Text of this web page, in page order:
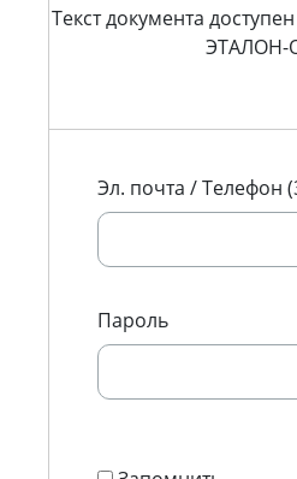
Текст документа
ЭТАЛОН-
Эл. почта / Телефон
Пароль